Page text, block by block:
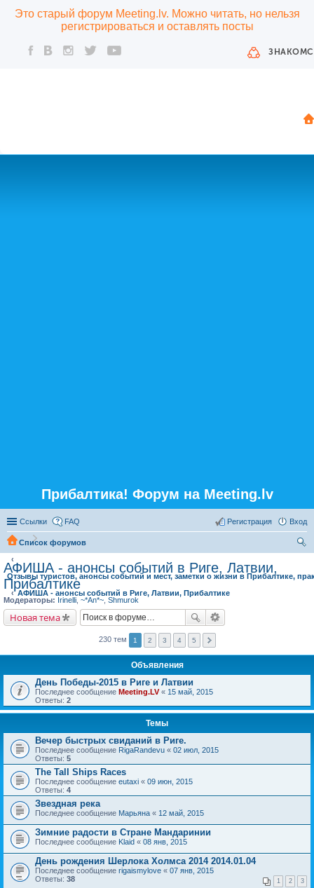
Это старый форум Meeting.lv. Можно читать, но нельзя
регистрироваться и оставлять посты
Прибалтика! Форум на Meeting.lv
Ссылки FAQ Вход
Регистрация
Список форумов
Отзывы туристов, анонсы событий и мест, заметки о жизни в Прибалтике,
АФИША - анонсы событий в Риге, Латвии, Прибалтике
ск
АФИША - анонсы событий в Риге, Латвии,
Прибалтике
Модераторы: Irinelli ~*An*~ Shmurok
Новая тема
230 тем 1 2 3 4 5
Объявления
День Победы-2015 в Риге и Латвии
Последнее сообщение Meeting.LV« 15 май, 2015
Ответы: 2
Темы
Вечер быстрых свиданий в Риге.
Последнее сообщение RigaRandevu « 02 июл, 2015
Ответы: 5
The Tall Ships Races
Последнее сообщение eutaxi « 09 июн, 2015
Ответы: 4
Звездная река
Последнее сообщение Марьяна « 12 май, 2015
Зимние радости в Стране Мандаринии
Последнее сообщение Klaid « 08 янв, 2015
День рождения Шерлока Холмса 2014 2014.01.04
Последнее сообщение rigaismylove « 07 янв, 2015
Ответы: 38 1 2 3